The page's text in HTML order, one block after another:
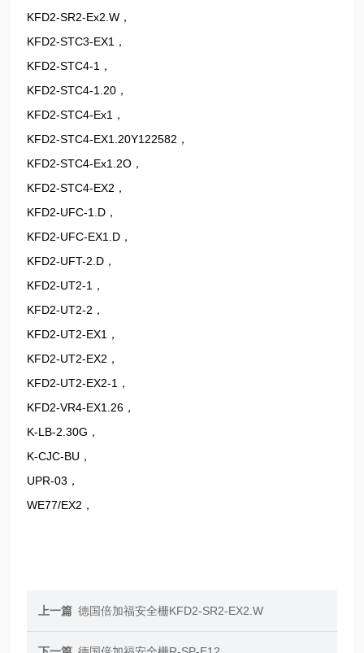
KFD2-SR2-Ex2.W，
KFD2-STC3-EX1，
KFD2-STC4-1，
KFD2-STC4-1.20，
KFD2-STC4-Ex1，
KFD2-STC4-EX1.20Y122582，
KFD2-STC4-Ex1.2O，
KFD2-STC4-EX2，
KFD2-UFC-1.D，
KFD2-UFC-EX1.D，
KFD2-UFT-2.D，
KFD2-UT2-1，
KFD2-UT2-2，
KFD2-UT2-EX1，
KFD2-UT2-EX2，
KFD2-UT2-EX2-1，
KFD2-VR4-EX1.26，
K-LB-2.30G，
K-CJC-BU，
UPR-03，
WE77/EX2，
上一篇 德国倍加福安全栅KFD2-SR2-EX2.W